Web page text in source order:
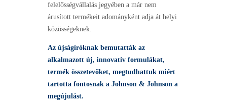
felelősségvállalás jegyében a már nem
árusított termékeit adományként adja át helyi
közösségeknek.
Az újságíróknak bemutatták az
alkalmazott új, innovatív formulákat,
termék összetevőket, megtudhattuk miért
tartotta fontosnak a Johnson & Johnson a
megújulást.